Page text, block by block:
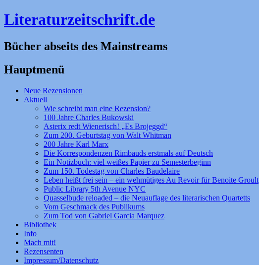
Literaturzeitschrift.de
Bücher abseits des Mainstreams
Hauptmenü
Zum
Inhalt
Neue Rezensionen
Aktuell
Wie schreibt man eine Rezension?
100 Jahre Charles Bukowski
Asterix redt Wienerisch! „Es Brojeggd“
Zum 200. Geburtstag von Walt Whitman
200 Jahre Karl Marx
Die Korrespondenzen Rimbauds erstmals auf Deutsch
Ein Notizbuch: viel weißes Papier zu Semesterbeginn
Zum 150. Todestag von Charles Baudelaire
Leben heißt frei sein – ein wehmütiges Au Revoir für Benoite Groult
Public Library 5th Avenue NYC
Quasselbude reloaded – die Neuauflage des literarischen Quartetts
Vom Geschmack des Publikums
Zum Tod von Gabriel Garcia Marquez
Bibliothek
Info
Mach mit!
Rezensenten
Impressum/Datenschutz